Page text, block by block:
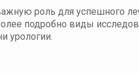
роль для успешного
подробно виды
урологии.